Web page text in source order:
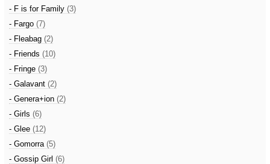
- F is for Family (3)
- Fargo (7)
- Fleabag (2)
- Friends (10)
- Fringe (3)
- Galavant (2)
- Genera+ion (2)
- Girls (6)
- Glee (12)
- Gomorra (5)
- Gossip Girl (6)